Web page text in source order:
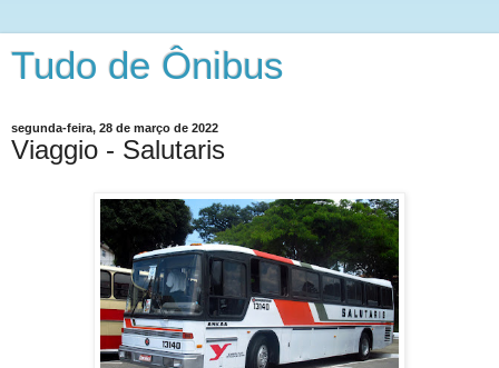
Tudo de Ônibus
segunda-feira, 28 de março de 2022
Viaggio - Salutaris